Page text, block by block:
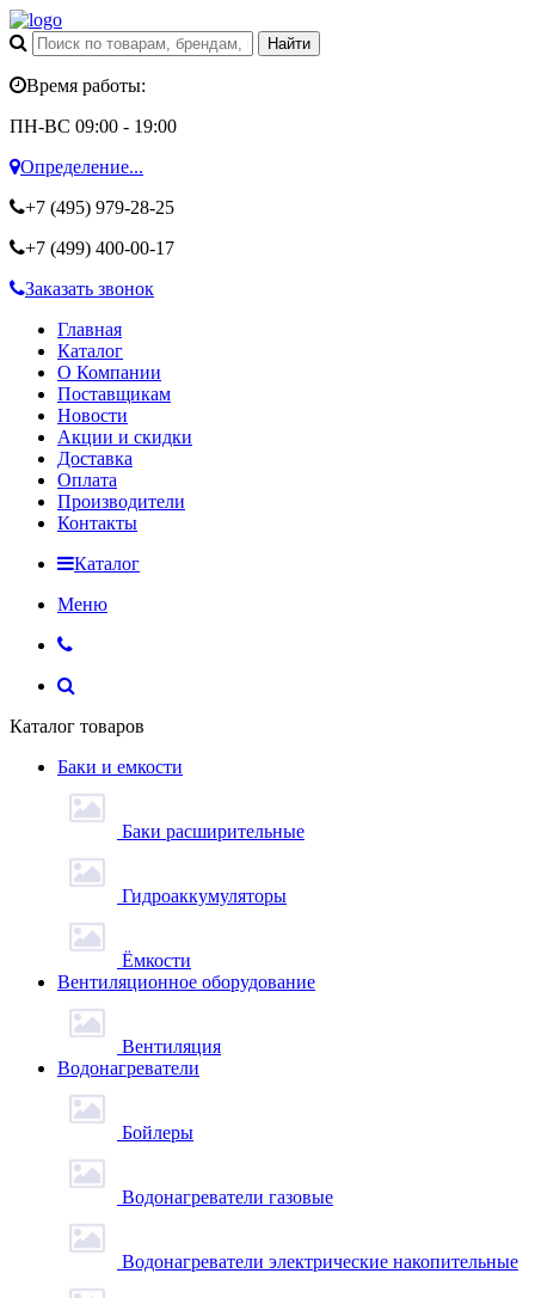
Время работы:
ПН-ВС 09:00 - 19:00
Определение...
+7 (495) 979-28-25
+7 (499) 400-00-17
Заказать звонок
Главная
Каталог
О Компании
Поставщикам
Новости
Акции и скидки
Доставка
Оплата
Производители
Контакты
Каталог
Меню
Каталог товаров
Баки и емкости
Баки расширительные
Гидроаккумуляторы
Ёмкости
Вентиляционное оборудование
Вентиляция
Водонагреватели
Бойлеры
Водонагреватели газовые
Водонагреватели электрические накопительные